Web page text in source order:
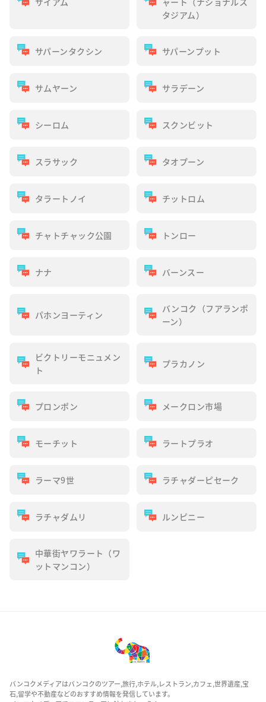
タジアム）
サパーンタクシン サパーンプット
サムヤーン サラデーン
シーロム スクンビット
スラサック タオプーン
タラートノイ チットロム
チャトチャック公園 トンロー
ナナ バーンスー
パホンヨーティン
バンコク（フアランポ
ーン）
ビクトリーモニュメン
ト
プラカノン
プロンポン メークロン市場
モーチット ラートプラオ
ラーマ9世 ラチャダーピセーク
ラチャダムリ ルンピニー
中華街ヤワラート（ワ
ットマンコン）
バンコクメディアはバンコクのツアー,旅行,ホテル,レストラン,カフェ,世界遺産,宝
石,留学や不動産などのおすすめ情報を発信しています。